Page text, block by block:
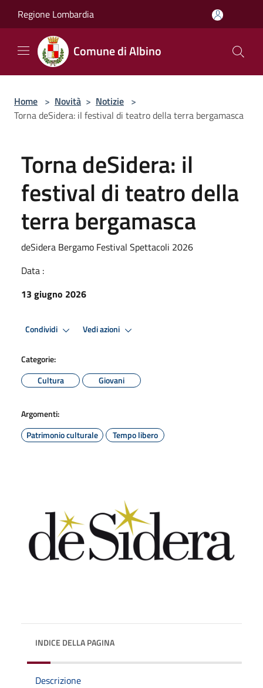
Regione Lombardia
Comune di Albino
Home > Novità > Notizie >
Torna deSidera: il festival di teatro della terra bergamasca
Torna deSidera: il
festival di teatro della
terra bergamasca
deSidera Bergamo Festival Spettacoli 2026
Data :
13 giugno 2026
Condividi Vedi azioni
Categorie:
Cultura
Giovani
Argomenti:
Patrimonio culturale
Tempo libero
INDICE DELLA PAGINA
Descrizione